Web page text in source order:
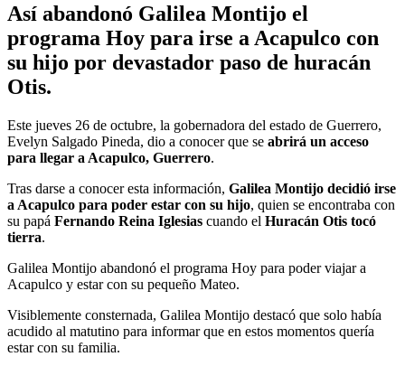
Así abandonó Galilea Montijo el
programa Hoy para irse a Acapulco con
su hijo por devastador paso de huracán
Otis.
Este jueves 26 de octubre, la gobernadora del estado de Guerrero,
Evelyn Salgado Pineda, dio a conocer que se abrirá un acceso
para llegar a Acapulco, Guerrero.
Tras darse a conocer esta información, Galilea Montijo decidió irse
a Acapulco para poder estar con su hijo, quien se encontraba con
su papá Fernando Reina Iglesias cuando el Huracán Otis tocó
tierra.
Galilea Montijo abandonó el programa Hoy para poder viajar a
Acapulco y estar con su pequeño Mateo.
Visiblemente consternada, Galilea Montijo destacó que solo había
acudido al matutino para informar que en estos momentos quería
estar con su familia.